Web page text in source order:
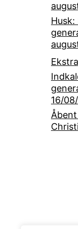
16/